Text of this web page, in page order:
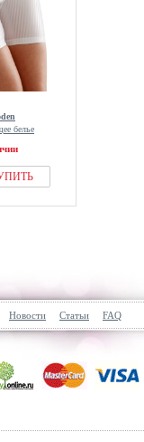
белье
Новости Статьи FAQ